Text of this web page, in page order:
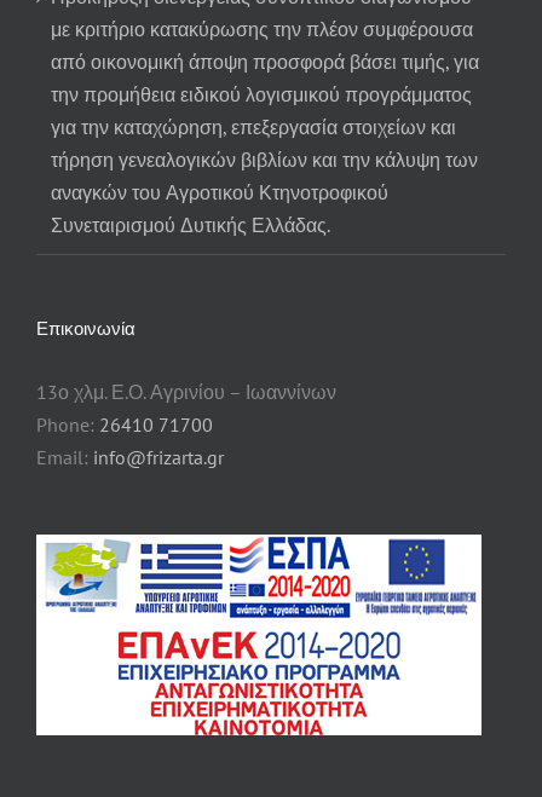
με κριτήριο κατακύρωσης την πλέον συμφέρουσα
από οικονομική άποψη προσφορά βάσει τιμής, για
την προμήθεια ειδικού λογισμικού προγράμματος
για την καταχώρηση, επεξεργασία στοιχείων και
τήρηση γενεαλογικών βιβλίων και την κάλυψη των
αναγκών του Αγροτικού Κτηνοτροφικού
Συνεταιρισμού Δυτικής Ελλάδας.
Επικοινωνία
13ο χλμ. Ε.Ο. Αγρινίου – Ιωαννίνων
Phone: 26410 71700
Email: info@frizarta.gr